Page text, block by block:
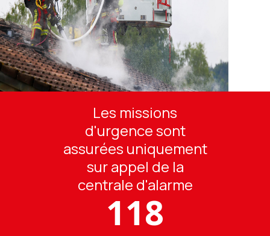
Les missions
d'urgence sont
assurées uniquement
sur appel de la
centrale d'alarme
118